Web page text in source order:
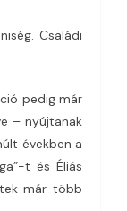
Családi
pedig már
– nyújtanak
években a
t és Éliás
már több